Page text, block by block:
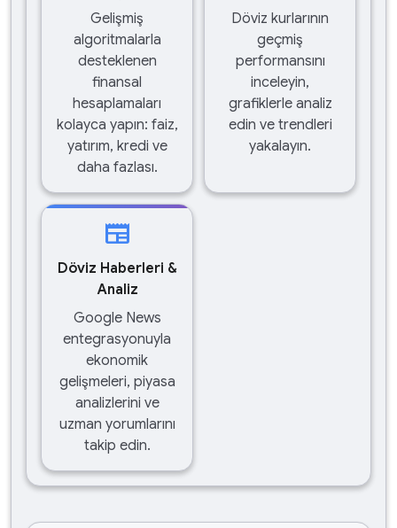
Gelişmiş
algoritmalarla
desteklenen
finansal
hesaplamaları
kolayca yapın: faiz,
yatırım, kredi ve
daha fazlası.
Döviz kurlarının
geçmiş
performansını
inceleyin,
grafiklerle analiz
edin ve trendleri
yakalayın.
newspaper
Döviz Haberleri &
Analiz
Google News
entegrasyonuyla
ekonomik
gelişmeleri, piyasa
analizlerini ve
uzman yorumlarını
takip edin.